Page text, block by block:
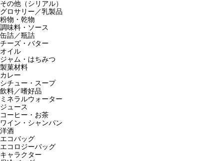
その他（シリアル）
グロサリー／乳製品
粉物・乾物
調味料・ソース
缶詰／瓶詰
チーズ・バター
オイル
ジャム・はちみつ
製菓材料
カレー
シチュー・スープ
飲料／嗜好品
ミネラルウォーター
ジュース
コーヒー・お茶
ワイン・シャンパン
洋酒
エコバッグ
エコロジーバッグ
キャラクター